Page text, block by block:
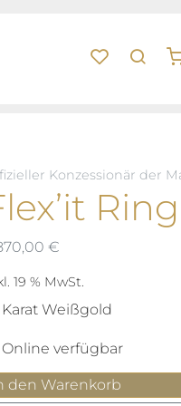
Konzessionär der
€
19 % MwSt.
Karat Weißgold
Online verfügbar
den Warenkorb